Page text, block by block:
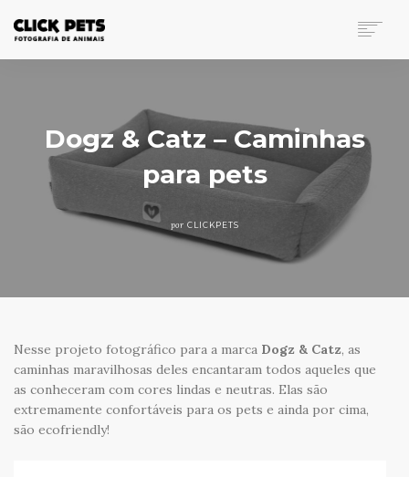
CONTATO
SEARCH
Dogz & Catz – Caminhas
para pets
por CLICKPETS
Nesse projeto fotográfico para a marca Dogz & Catz, as
caminhas maravilhosas deles encantaram todos aqueles que
as conheceram com cores lindas e neutras. Elas são
extremamente confortáveis para os pets e ainda por cima,
são ecofriendly!